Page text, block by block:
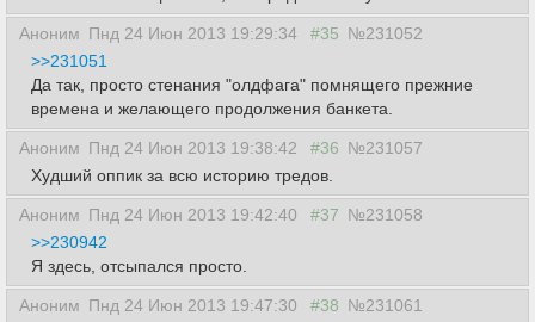
Аноним Пнд 24 Июн 2013 19:29:34 #35 №231052
>>231051
Да так, просто стенания "олдфага" помнящего прежние
времена и желающего продолжения банкета.
Аноним Пнд 24 Июн 2013 19:38:42 #36 №231057
Худший оппик за всю историю тредов.
Аноним Пнд 24 Июн 2013 19:42:40 #37 №231058
>>230942
Я здесь, отсыпался просто.
Аноним Пнд 24 Июн 2013 19:47:30 #38 №231061